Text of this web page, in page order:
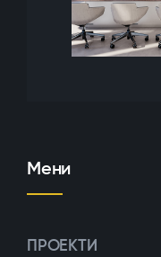
Мени
ПРОЕКТИ